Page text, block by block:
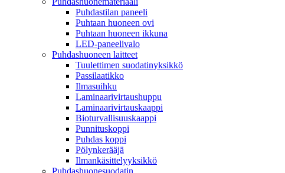
Puhdastilan paneeli
Puhtaan huoneen ovi
Puhtaan huoneen ikkuna
LED-paneelivalo
Puhdashuoneen laitteet
Tuulettimen suodatinyksikkö
Passilaatikko
Ilmasuihku
Laminaarivirtaushuppu
Laminaarivirtauskaappi
Bioturvallisuuskaappi
Punnituskoppi
Puhdas koppi
Pölynkerääjä
Ilmankäsittelyyksikkö
Puhdashuonesuodatin